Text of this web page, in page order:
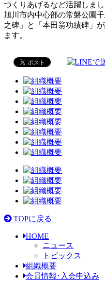
つくりあげるなど活躍しまし
旭川市内中心部の常磐公園
之碑」と「本田翁功績碑」
ます。
TOPに戻る
HOME
ニュース
トピックス
組織概要
会員情報･入会申込み